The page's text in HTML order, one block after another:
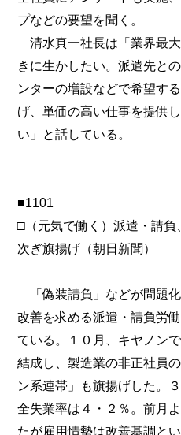
プなどの要望を聞く。
清水真一社長は「業界最
きに生かしたい。派遣先と
ンターの増設などで希望す
げ、単価の高い仕事を提供
い」と話している。
■1101
□（元気で働く）派遣・請
次ぎ旗揚げ（朝日新聞）
「偽装請負」などが問題
改善を求める派遣・請負労
ている。１０月、キヤノン
結成し、製造業の非正社員
ン系連帯」も旗揚げした。
全失業率は４・２％。前月
たが雇用情勢は改善基調と